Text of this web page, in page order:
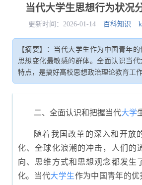
主持词 述职报告 活动总结
当代大学生思想行为状况
更新时间：2026-01-14 百科知识
【摘要】：当代大学生作为中国青年
思想变化最敏感的群体。全面认识当
特点，是搞好高校思想政治理论教育工作
二、全面认识和把握当代大学
随着我国改革的深入和开放
化、全球化浪潮的冲击，人们的
向、思维方式和思想观念都发生
化。当代大学生作为中国青年的优